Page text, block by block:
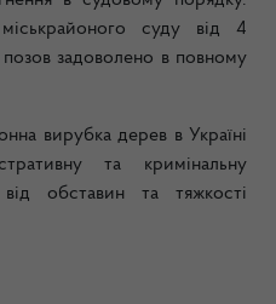
суду від 4
задоволено в повному
вирубка дерев в Україні
та кримінальну
від обставин та тяжкості